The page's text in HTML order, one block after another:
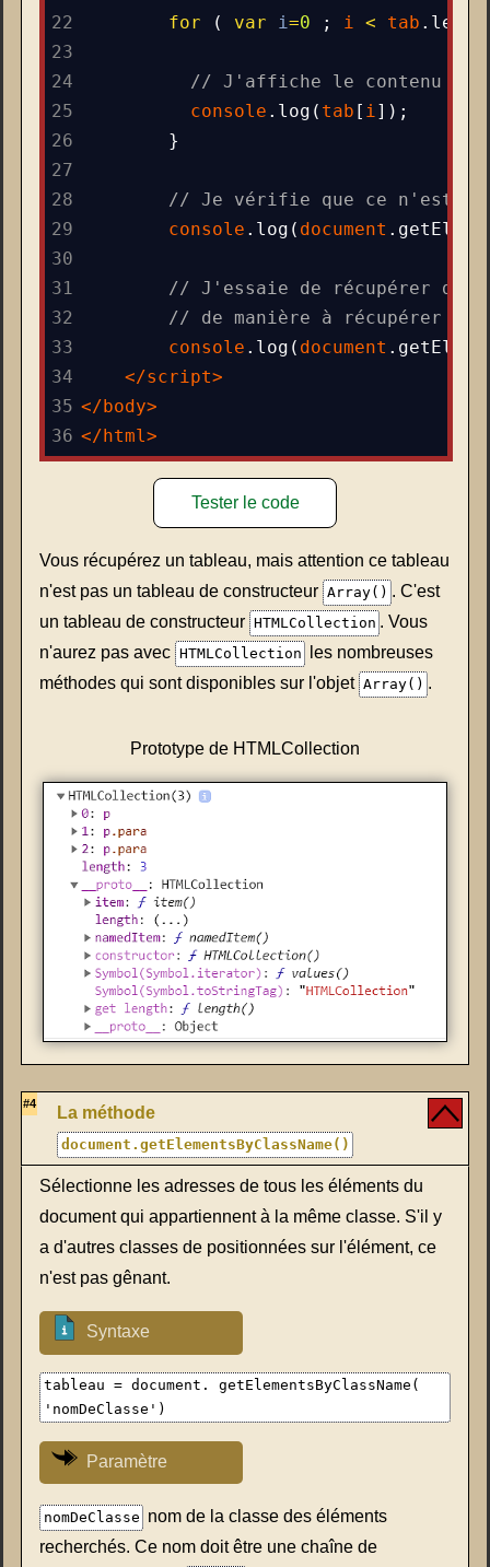
22
for ( var i=0 ; i < tab .
23
24
// J'affiche le contenu de
25
console . log ( tab [ i]);
26
}
27
28
// Je vérifie que ce n'est
29
console . log ( document .
30
31
// J'essaie de récupérer des
32
// de manière à récupérer un
33
console . log ( document .
34
</script>
35 </ body>
36 </ html>
Tester le code
Vous récupérez un tableau, mais attention ce tableau
n'est pas un tableau de constructeur Array() . C'est
un tableau de constructeur HTMLCollection . Vous
n'aurez pas avec HTMLCollection
les nombreuses
méthodes qui sont disponibles sur l'objet Array() .
Prototype de HTMLCollection
#4 La méthode
document.getElementsByClassName()
Sélectionne les adresses de tous les éléments du
document qui appartiennent à la même classe. S'il y
a d'autres classes de positionnées sur l'élément, ce
n'est pas gênant.
Syntaxe
tableau = document. getElementsByClassName(
'nomDeClasse')
Paramètre
nomDeClasse nom de la classe des éléments
recherchés. Ce nom doit être une chaîne de